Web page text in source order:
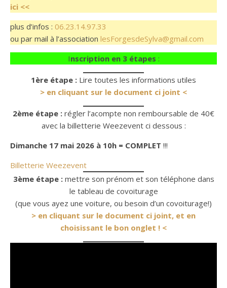
ici <<
plus d’infos : 06.23.14.97.33
ou par mail à l’association lesForgesdeSylva@gmail.com
Inscription en 3 étapes :
1ère étape : Lire toutes les informations utiles
> en cliquant sur le document ci joint <
2ème étape : régler l’acompte non remboursable de 40€
avec la billetterie Weezevent ci dessous :
Dimanche 17 mai 2026 à 10h = COMPLET !!!
Billetterie Weezevent
3ème étape :mettre son prénom et son téléphone dans
le tableau de covoiturage
(que vous ayez une voiture, ou besoin d’un covoiturage!)
> en cliquant sur le document ci joint, et en
choisissant le bon onglet ! <